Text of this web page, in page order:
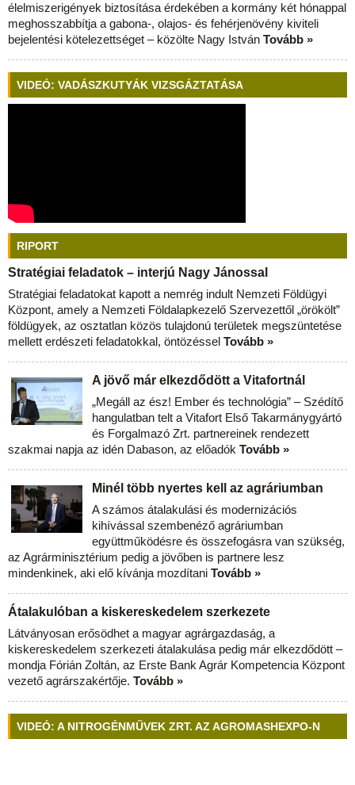
élelmiszerigények biztosítása érdekében a kormány két hónappal
meghosszabbítja a gabona-, olajos- és fehérjenövény kiviteli
bejelentési kötelezettséget – közölte Nagy István Tovább »
VIDEÓ: VADÁSZKUTYÁK VIZSGÁZTATÁSA
RIPORT
Stratégiai feladatok – interjú Nagy Jánossal
Stratégiai feladatokat kapott a nemrég indult Nemzeti Földügyi
Központ, amely a Nemzeti Földalapkezelő Szervezettől „örökölt”
földügyek, az osztatlan közös tulajdonú területek megszüntetése
mellett erdészeti feladatokkal, öntözéssel Tovább »
A jövő már elkezdődött a Vitafortnál
„Megáll az ész! Ember és technológia” – Szédítő
hangulatban telt a Vitafort Első Takarmánygyártó
és Forgalmazó Zrt. partnereinek rendezett
szakmai napja az idén Dabason, az előadók Tovább »
Minél több nyertes kell az agráriumban
A számos átalakulási és modernizációs
kihívással szembenéző agráriumban
együttműködésre és összefogásra van szükség,
az Agrárminisztérium pedig a jövőben is partnere lesz
mindenkinek, aki elő kívánja mozdítani Tovább »
Átalakulóban a kiskereskedelem szerkezete
Látványosan erősödhet a magyar agrárgazdaság, a
kiskereskedelem szerkezeti átalakulása pedig már elkezdődött –
mondja Fórián Zoltán, az Erste Bank Agrár Kompetencia Központ
vezető agrárszakértője. Tovább »
VIDEÓ: A NITROGÉNMŰVEK ZRT. AZ AGROMASHEXPO-N